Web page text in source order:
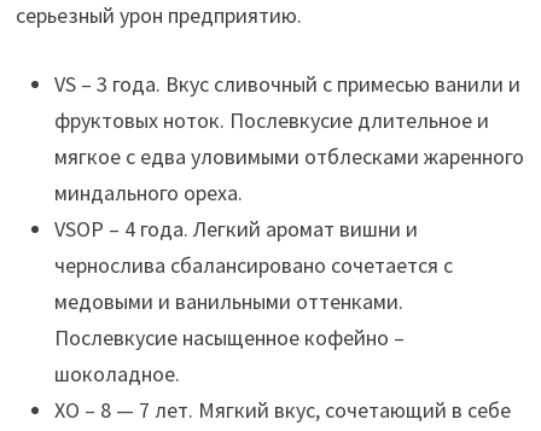
серьезный урон предприятию.
VS – 3 года. Вкус сливочный с примесью ванили и
фруктовых ноток. Послевкусие длительное и
мягкое с едва уловимыми отблесками жаренного
миндального ореха.
VSOP – 4 года. Легкий аромат вишни и
чернослива сбалансировано сочетается с
медовыми и ванильными оттенками.
Послевкусие насыщенное кофейно –
шоколадное.
XO – 8 — 7 лет. Мягкий вкус, сочетающий в себе